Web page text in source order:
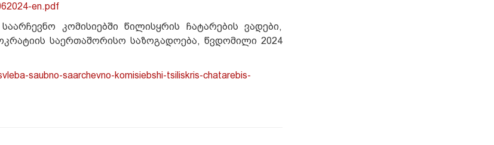
en.pdf
კომისიებში წილისყრის ჩატარების ვადები,
საერთაშორისო საზოგადოება, წვდომილი 2024
saubno-saarchevno-komisiebshi-tsiliskris-chatarebis-